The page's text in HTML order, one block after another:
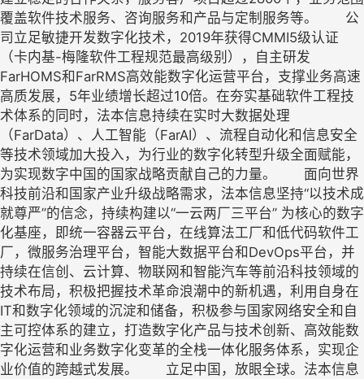
覆盖软件技术服务、咨询服务和产品与定制服务等。 公
司立足敏捷开发数字化技术，2019年获得CMMI5级认证
（卡内基-梅隆软件工程规范最高级别），自主研发
FarHOMS和FarRMS高效能数字化运营平台，支撑业务高速
高质发展，5年业绩增长超过10倍。在夯实基础软件工程技
术体系的同时，法本信息持续在实时大数据处理
（FarData）、人工智能（FarAI）、流程自动化和信息安全
等技术领域加大投入，为行业的数字化转型升级全面赋能，
为实现数字中国的国家战略贡献自己的力量。 面向世界
科技前沿和国家产业升级战略需求，法本信息坚持“以技术成
就尊严”的信念，持续构建以“一云两厂三平台” 为核心的数字
化基座，即统一容器云平台，在线算法工厂和低代码软件工
厂，微服务治理平台，智能大数据平台和DevOps平台，并
持续在信创、云计算、物联网和智能汽车等前沿科技领域的
技术布局，积极把握技术革命浪潮中的新机遇，利用自身在
IT和数字化领域的沉淀和储备，积极参与国家网络安全和自
主可控体系的建立，打造数字化产品与技术创新、高效能数
字化运营和业务数字化变革的全栈一体化服务体系，实现企
业价值的跨越式发展。 立足中国，放眼全球。法本信息